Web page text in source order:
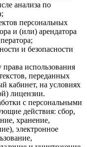
анализа по
персональных
и (или) арендатора
и безопасности
использования
переданных
кабинет, на условиях
лицензии.
с персональными
действия: сбор,
хранение,
электронное